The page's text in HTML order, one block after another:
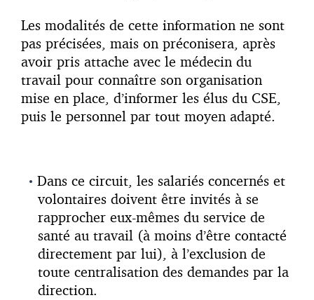
Les modalités de cette information ne sont
pas précisées, mais on préconisera, après
avoir pris attache avec le médecin du
travail pour connaître son organisation
mise en place, d’informer les élus du CSE,
puis le personnel par tout moyen adapté.
Dans ce circuit, les salariés concernés et
volontaires doivent être invités à se
rapprocher eux-mêmes du service de
santé au travail (à moins d’être contacté
directement par lui), à l’exclusion de
toute centralisation des demandes par la
direction.